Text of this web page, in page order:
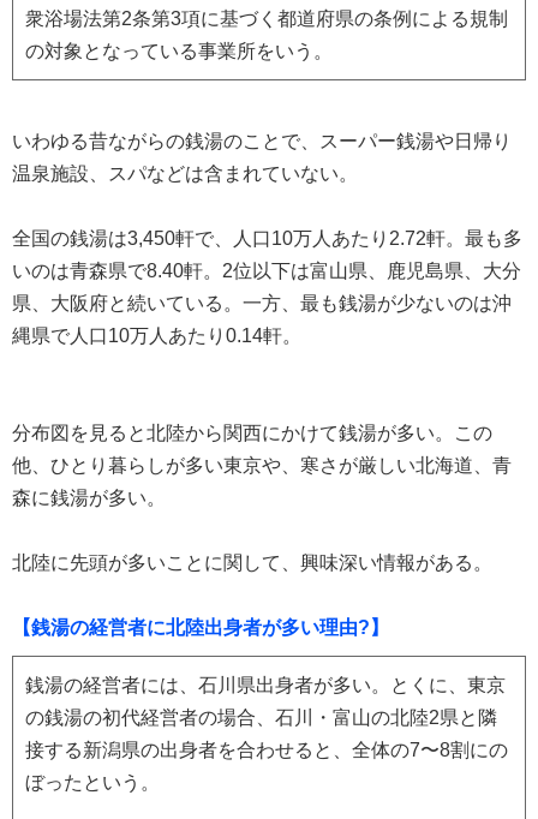
衆浴場法第2条第3項に基づく都道府県の条例による規制
の対象となっている事業所をいう。
いわゆる昔ながらの銭湯のことで、スーパー銭湯や日帰り
温泉施設、スパなどは含まれていない。
全国の銭湯は3,450軒で、人口10万人あたり2.72軒。最も多
いのは青森県で8.40軒。2位以下は富山県、鹿児島県、大分
県、大阪府と続いている。一方、最も銭湯が少ないのは沖
縄県で人口10万人あたり0.14軒。
分布図を見ると北陸から関西にかけて銭湯が多い。この
他、ひとり暮らしが多い東京や、寒さが厳しい北海道、青
森に銭湯が多い。
北陸に先頭が多いことに関して、興味深い情報がある。
【銭湯の経営者に北陸出身者が多い理由?】
銭湯の経営者には、石川県出身者が多い。とくに、東京
の銭湯の初代経営者の場合、石川・富山の北陸2県と隣
接する新潟県の出身者を合わせると、全体の7〜8割にの
ぼったという。